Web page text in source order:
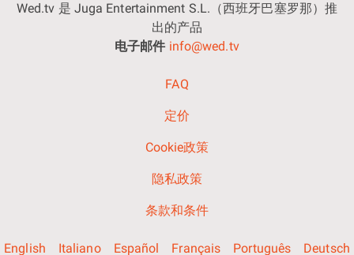
Wed.tv 是 Juga Entertainment S.L.（西班牙巴塞罗那）推
出的产品
电子邮件 info@wed.tv
FAQ
定价
Cookie政策
隐私政策
条款和条件
English Italiano Español Français Português Deutsch